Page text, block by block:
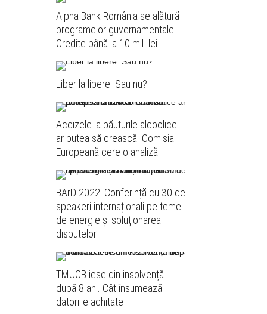
Alpha Bank România se alătură
programelor guvernamentale.
Credite până la 10 mil. lei
Liber la libere. Sau nu?
Accizele la băuturile alcoolice
ar putea să crească. Comisia
Europeană cere o analiză
BArD 2022: Conferință cu 30 de
speakeri internaționali pe teme
de energie și soluționarea
disputelor
TMUCB iese din insolvență
după 8 ani. Cât însumează
datoriile achitate